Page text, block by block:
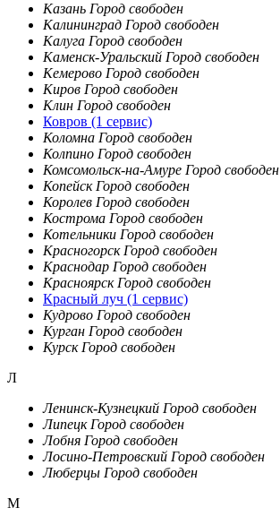
Казань Город свободен
Калининград Город свободен
Калуга Город свободен
Каменск-Уральский Город свободен
Кемерово Город свободен
Киров Город свободен
Клин Город свободен
Ковров (1 сервис)
Коломна Город свободен
Колпино Город свободен
Комсомольск-на-Амуре Город свободен
Копейск Город свободен
Королев Город свободен
Кострома Город свободен
Котельники Город свободен
Красногорск Город свободен
Краснодар Город свободен
Красноярск Город свободен
Красный луч (1 сервис)
Кудрово Город свободен
Курган Город свободен
Курск Город свободен
Л
Ленинск-Кузнецкий Город свободен
Липецк Город свободен
Лобня Город свободен
Лосино-Петровский Город свободен
Люберцы Город свободен
М